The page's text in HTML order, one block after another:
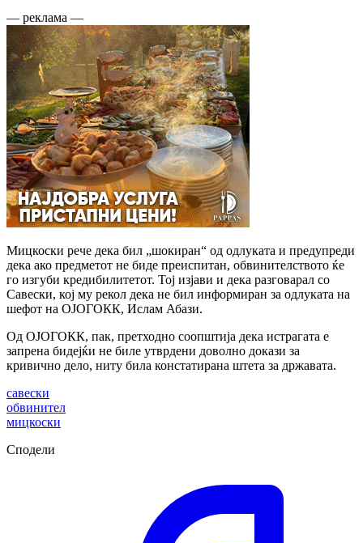
— реклама —
Мицкоски рече дека бил „шокиран“ од одлуката и предупреди
дека ако предметот не биде преиспитан, обвинителството ќе
го изгуби кредибилитетот. Тој изјави и дека разговарал со
Савески, кој му рекол дека не бил информиран за одлуката на
шефот на ОЈОГОКК, Ислам Абази.
Од ОЈОГОКК, пак, претходно соопштија дека истрагата е
запрена бидејќи не биле утврдени доволно докази за
кривично дело, ниту била констатирана штета за државата.
савески
обвинител
мицкоски
Сподели